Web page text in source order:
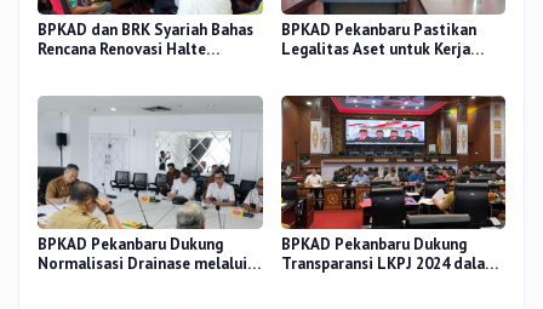
BPKAD dan BRK Syariah Bahas
Rencana Renovasi Halte
BPKAD Pekanbaru Pastikan
Legalitas Aset untuk Kerja
BPKAD Pekanbaru Dukung
Normalisasi Drainase melalui
BPKAD Pekanbaru Dukung
Transparansi LKPJ 2024 dalam